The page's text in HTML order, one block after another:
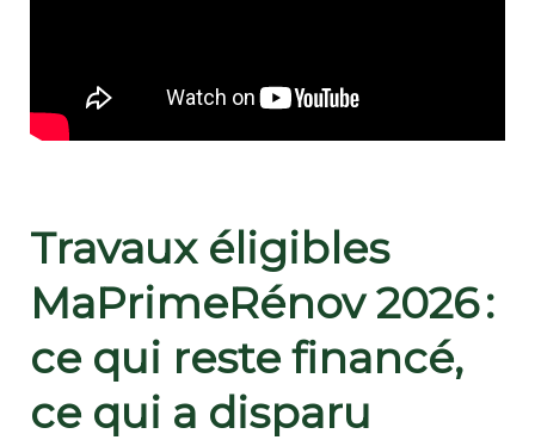
Travaux éligibles
MaPrimeRénov 2026 :
ce qui reste financé,
ce qui a disparu